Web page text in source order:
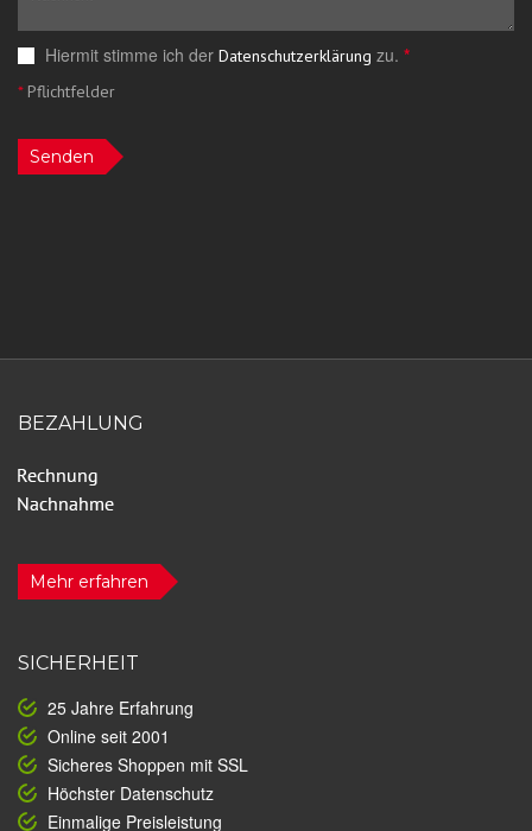
Hiermit stimme ich der Datenschutzerklärung zu. *
*Pflichtfelder
Senden
BEZAHLUNG
Mehr erfahren
SICHERHEIT
25 Jahre Erfahrung
Online seit 2001
Sicheres Shoppen mit SSL
Höchster Datenschutz
Einmalige Preisleistung